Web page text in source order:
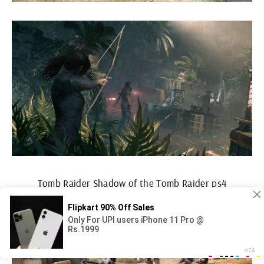
Tomb Raider Shadow of the Tomb Raider ps4